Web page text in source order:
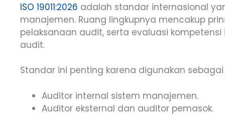
ISO 19011:2026 adalah standar internasional
manajemen. Ruang lingkupnya mencakup
pelaksanaan audit, serta evaluasi
audit.
Standar ini penting karena digunakan sebagai
Auditor internal sistem manajemen.
Auditor eksternal dan auditor pemasok.